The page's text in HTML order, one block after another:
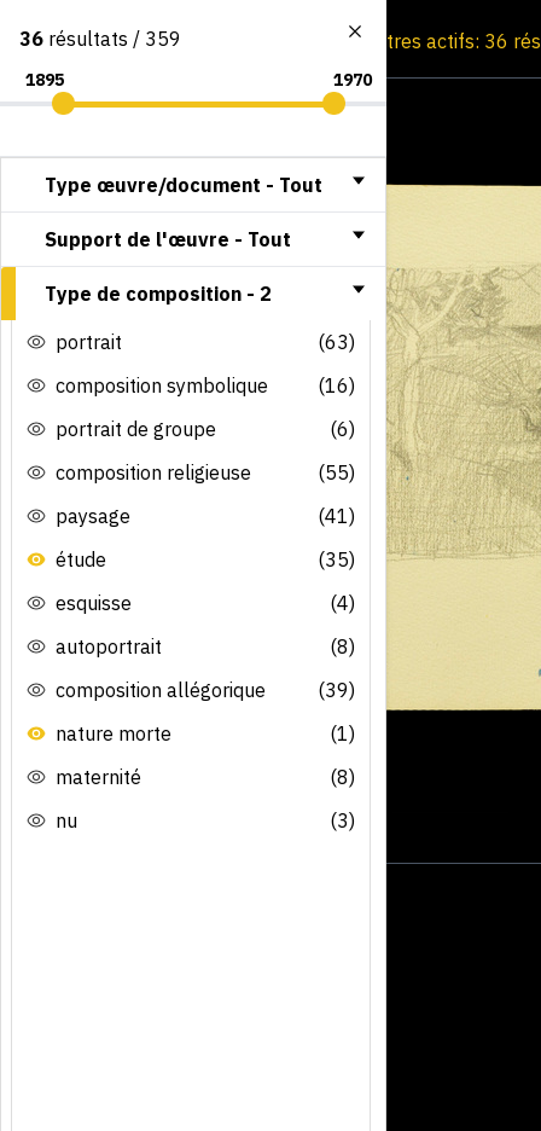
Consultation par image Filtres actifs: 36
36 résultats / 359
Type œuvre/document - Tout
Support de l'œuvre - Tout
Type de composition - 2
portrait
(63)
composition symbolique
(16)
portrait de groupe
(6)
composition religieuse
(55)
paysage
(41)
étude
(35)
esquisse
(4)
autoportrait
(8)
composition allégorique
(39)
nature morte
(1)
maternité
(8)
nu
(3)